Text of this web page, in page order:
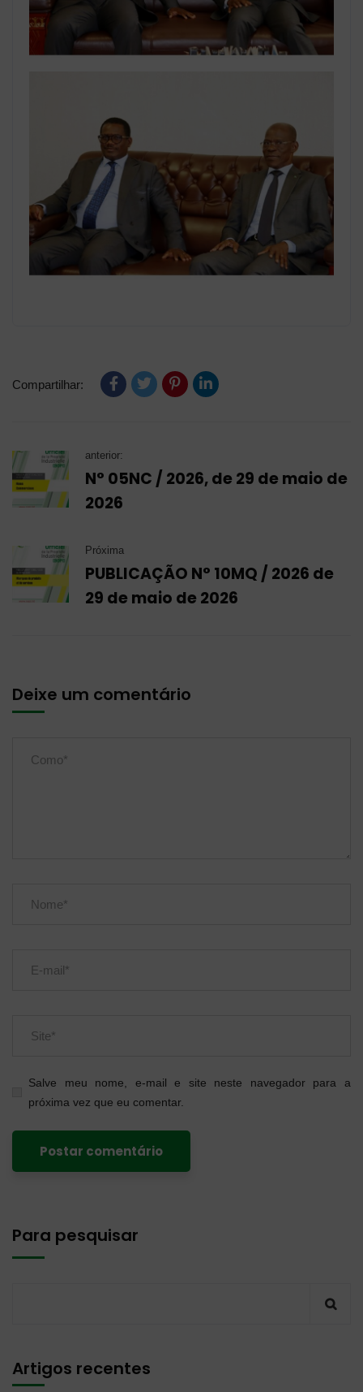
Compartilhar:
anterior:
N° 05NC / 2026, de 29 de maio de
2026
Próxima
PUBLICAÇÃO N° 10MQ / 2026 de
29 de maio de 2026
Deixe um comentário
Salve meu nome, e-mail e site neste navegador para a
próxima vez que eu comentar.
Para pesquisar
Artigos recentes